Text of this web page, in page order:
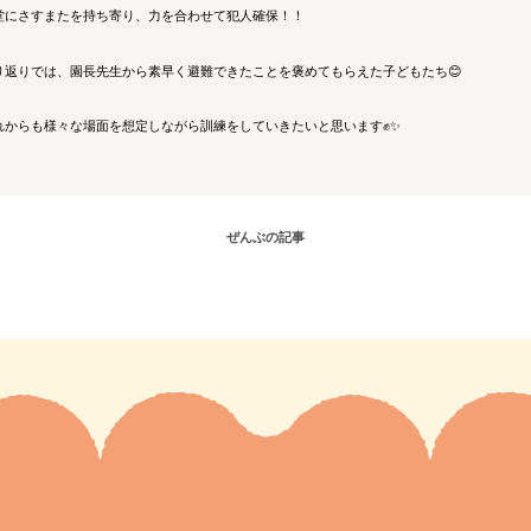
にさすまたを持ち寄り、力を合わせて犯人確保！！
返りでは、園長先生から素早く避難できたことを褒めてもらえた子どもたち😊
からも様々な場面を想定しながら訓練をしていきたいと思います✊✨
ぜんぶの記事